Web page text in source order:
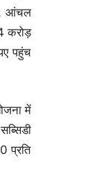
आंचल
करोड़
पहुंच
में
प्रति